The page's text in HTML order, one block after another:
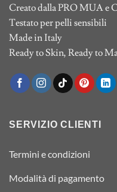
Creato dalla PRO MUA e
Testato per pelli sensibili
Made in Italy
Ready to Skin, Ready to
SERVIZIO CLIENTI
Termini e condizioni
Modalità di pagamento